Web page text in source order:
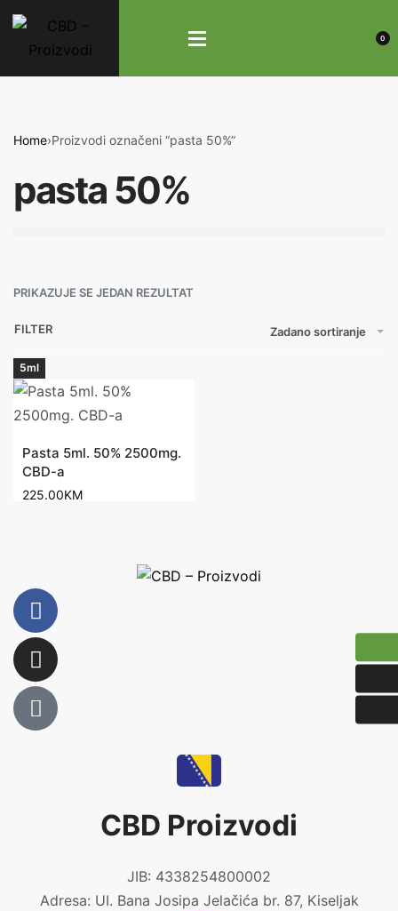
0
Home›Proizvodi označeni “pasta 50%”
pasta 50%
PRIKAZUJE SE JEDAN REZULTAT
Zadano sortiranje
FILTER
5ml
Pasta 5ml. 50% 2500mg.
CBD-a
225.00KM
CBD Proizvodi
JIB: 4338254800002
Adresa: UI. Bana Josipa Jelačića br. 87, Kiseljak